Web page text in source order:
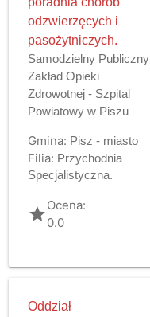
odzwierzęcych i
pasożytniczych.
Samodzielny Publiczny
Zakład Opieki
Zdrowotnej - Szpital
Powiatowy w Piszu
Gmina: Pisz - miasto
Filia: Przychodnia
Specjalistyczna.
gradeOcena:
0.0
Oddział